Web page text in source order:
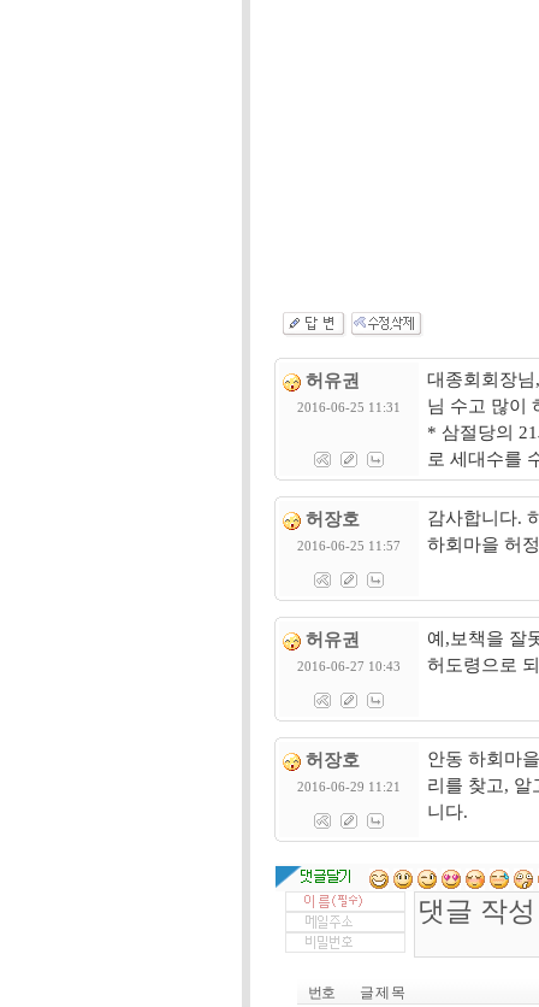
허유권
2016-06-25 11:31
대종회회장
님 수고 많이
* 삼절당의
로 세대수를
허장호
2016-06-25 11:57
감사합니다.
하회마을 허
허유권
2016-06-27 10:43
예,보책을 잘
허도령으로
허장호
2016-06-29 11:21
안동 하회마
리를 찾고, 알
니다.
번호 글 제 목